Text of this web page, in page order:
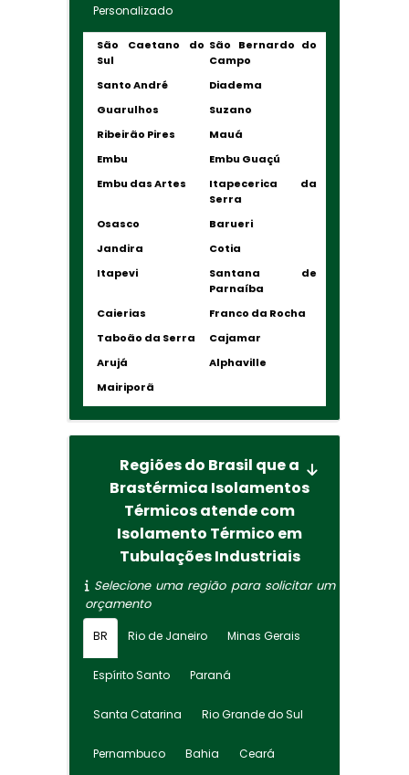
Personalizado
São Caetano do
Sul
São Bernardo do
Campo
Santo André
Diadema
Guarulhos
Suzano
Ribeirão Pires
Mauá
Embu
Embu Guaçú
Embu das Artes
Itapecerica da
Serra
Osasco
Barueri
Jandira
Cotia
Itapevi
Santana de
Parnaíba
Caierias
Franco da Rocha
Taboão da Serra
Cajamar
Arujá
Alphaville
Mairiporã
Regiões do Brasil que a
Brastérmica Isolamentos
Térmicos atende com
Isolamento Térmico em
Tubulações Industriais
Selecione uma região para solicitar um
orçamento
BR Rio de Janeiro Minas Gerais
Espírito Santo Paraná
Santa Catarina Rio Grande do Sul
Pernambuco Bahia Ceará